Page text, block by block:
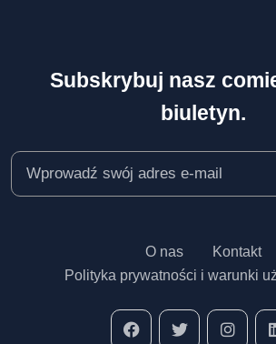
Subskrybuj nasz
biuletyn.
O nas
Kontakt
Polityka prywatności i warunki